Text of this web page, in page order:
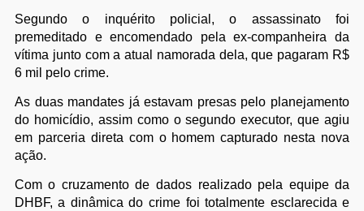
Segundo o inquérito policial, o assassinato foi
premeditado e encomendado pela ex-companheira da
vítima junto com a atual namorada dela, que pagaram R$
6 mil pelo crime.
As duas mandates já estavam presas pelo planejamento
do homicídio, assim como o segundo executor, que agiu
em parceria direta com o homem capturado nesta nova
ação.
Com o cruzamento de dados realizado pela equipe da
DHBF, a dinâmica do crime foi totalmente esclarecida e